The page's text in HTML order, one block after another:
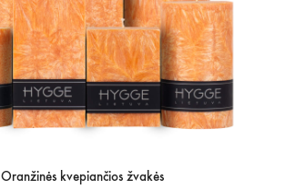
Oranžinės kvepiančios žvakės